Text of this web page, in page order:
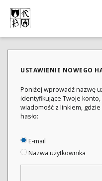
USTAWIENIE NOWEGO
Poniżej wprowadź nazwę
identyfikujące Twoje
wiadomość z linkiem,
hasło:
E-mail
Nazwa użytkownika